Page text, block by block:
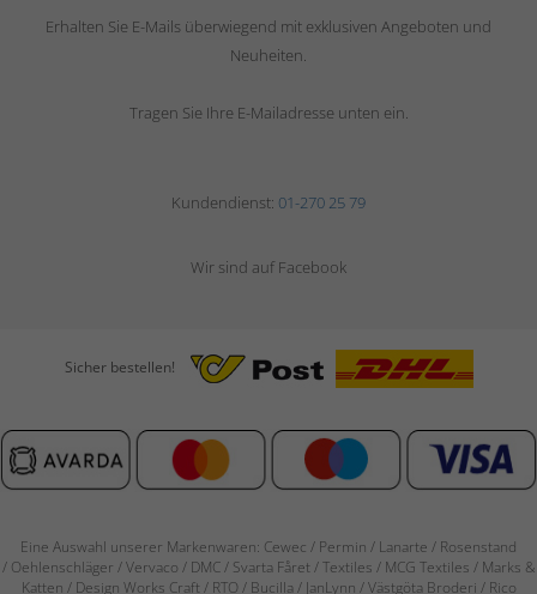
Erhalten Sie E-Mails überwiegend mit exklusiven Angeboten und
Neuheiten.
Tragen Sie Ihre E-Mailadresse unten ein.
Kundendienst: 01-270 25 79
Wir sind auf Facebook
Sicher bestellen!
Eine Auswahl unserer Markenwaren: Cewec / Permin / Lanarte / Rosenstand
/ Oehlenschläger / Vervaco / DMC / Svarta Fåret / Textiles / MCG Textiles / Marks &
Katten / Design Works Craft / RTO / Bucilla / JanLynn / Västgöta Broderi / Rico